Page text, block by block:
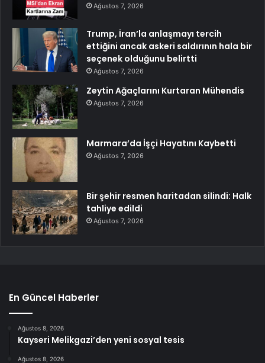
Ağustos 7, 2026
Trump, İran’la anlaşmayı tercih
ettiğini ancak askeri saldırının hala bir
seçenek olduğunu belirtti
Ağustos 7, 2026
Zeytin Ağaçlarını Kurtaran Mühendis
Ağustos 7, 2026
Marmara’da İşçi Hayatını Kaybetti
Ağustos 7, 2026
Bir şehir resmen haritadan silindi: Halk
tahliye edildi
Ağustos 7, 2026
En Güncel Haberler
Ağustos 8, 2026
Kayseri Melikgazi’den yeni sosyal tesis
Ağustos 8, 2026